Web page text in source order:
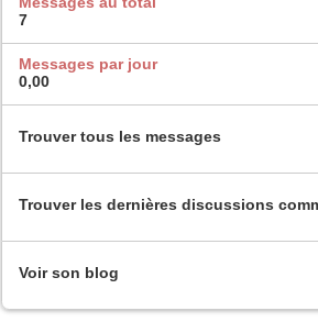
7
Messages par jour
0,00
Trouver tous les messages
Trouver les dernières discussions
Voir son blog